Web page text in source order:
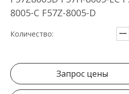
8005-C F57Z-8005-D
Количество:
Запрос цены